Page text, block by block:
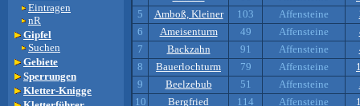
Eintragen
nR
Gipfel
Suchen
Gebiete
Sperrungen
Kletter-Knigge
5
Amboß, Kleiner 103 Affensteine
6
Ameisenturm 49 Affensteine
7
Backzahn 91 Affensteine
8
Bauerlochturm 79 Affensteine
9
Beelzebub 51 Affensteine
10
Bergfried 114 Affensteine